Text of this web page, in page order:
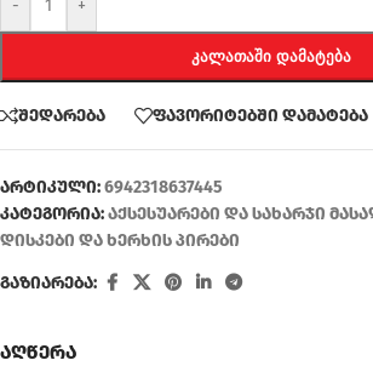
- +
ᲙᲐᲚᲐᲗᲐᲨᲘ ᲓᲐᲛᲐᲢᲔᲑᲐ
შედარება ფავორიტებში დამატება
არტიკული:6942318637445
კატეგორია:აქსესუარები და სახარჯი
დისკები და ხერხის პირები
გაზიარება:
აღწერა